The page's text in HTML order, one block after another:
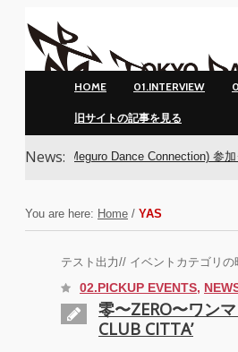
HOME 01.INTERVIEW
旧サイトの記事を見る
News:Dance Connection) 参加ダンサー
You are here: Home / YAS
テスト出力// イベントカテゴリ
02.PICKUP EVENTS,
零〜ZERO〜ワン
CLUB CITTA’